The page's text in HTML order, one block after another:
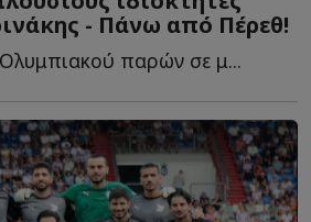
- Πάνω από Πέρεθ!
παρών σε μ...